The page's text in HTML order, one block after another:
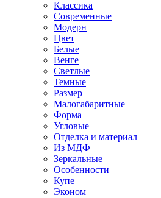
Классика
Современные
Модерн
Цвет
Белые
Венге
Светлые
Темные
Размер
Малогабаритные
Форма
Угловые
Отделка и материал
Из МДФ
Зеркальные
Особенности
Купе
Эконом